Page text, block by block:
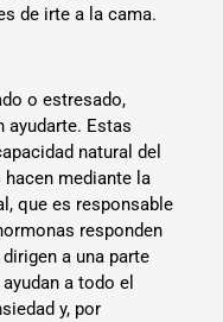
de irte a la cama.
o estresado,
ayudarte. Estas
natural del
mediante la
que es responsable
responden
a una parte
a todo el
y, por